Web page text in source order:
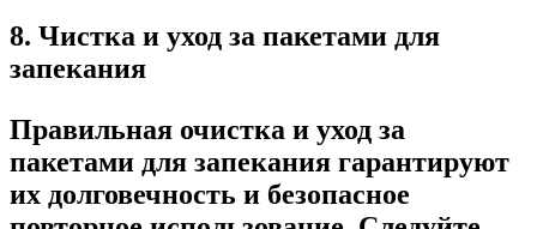
8. Чистка и уход за пакетами для
запекания
Правильная очистка и уход за
пакетами для запекания гарантируют
их долговечность и безопасное